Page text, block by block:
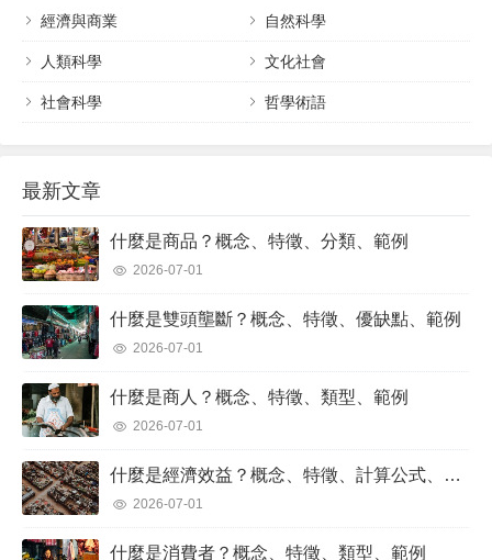
受精、懷孕（或其他動物的同等情況，例...
經濟與商業 自然科學
人類科學 文化社會
社會科學 哲學術語
最新文章
什麼是商品？概念、特徵、分類、範例
2026-07-01
什麼是雙頭壟斷？概念、特徵、優缺點、範例
2026-07-01
什麼是商人？概念、特徵、類型、範例
2026-07-01
什麼是經濟效益？概念、特徵、計算公式、範例
2026-07-01
什麼是消費者？概念、特徵、類型、範例